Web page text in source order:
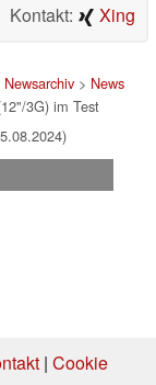
Kontakt:
Xing
Newsarchiv> News
3G) im Test
| Cookie